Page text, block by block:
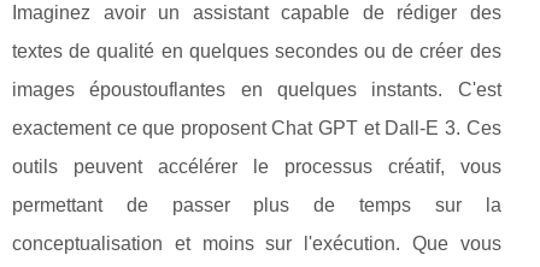
Imaginez avoir un assistant capable de rédiger des
textes de qualité en quelques secondes ou de créer des
images époustouflantes en quelques instants. C'est
exactement ce que proposent Chat GPT et Dall-E 3. Ces
outils peuvent accélérer le processus créatif, vous
permettant de passer plus de temps sur la
conceptualisation et moins sur l'exécution. Que vous